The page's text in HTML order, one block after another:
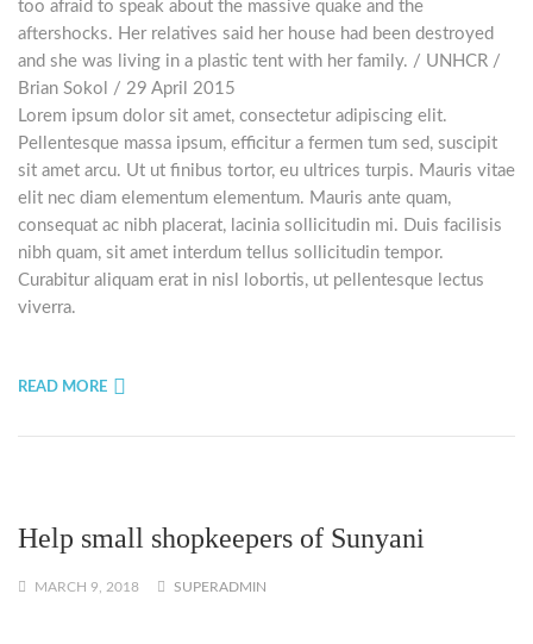
Lorem ipsum dolor sit amet, consectetur adipiscing elit.
Pellentesque massa ipsum, efficitur a fermen tum sed, suscipit
sit amet arcu. Ut ut finibus tortor, eu ultrices turpis. Mauris vitae
elit nec diam elementum elementum. Mauris ante quam,
consequat ac nibh placerat, lacinia sollicitudin mi. Duis facilisis
nibh quam, sit amet interdum tellus sollicitudin tempor.
Curabitur aliquam erat in nisl lobortis, ut pellentesque lectus
viverra.
READ MORE
Help small shopkeepers of Sunyani
MARCH 9, 2018 SUPERADMIN